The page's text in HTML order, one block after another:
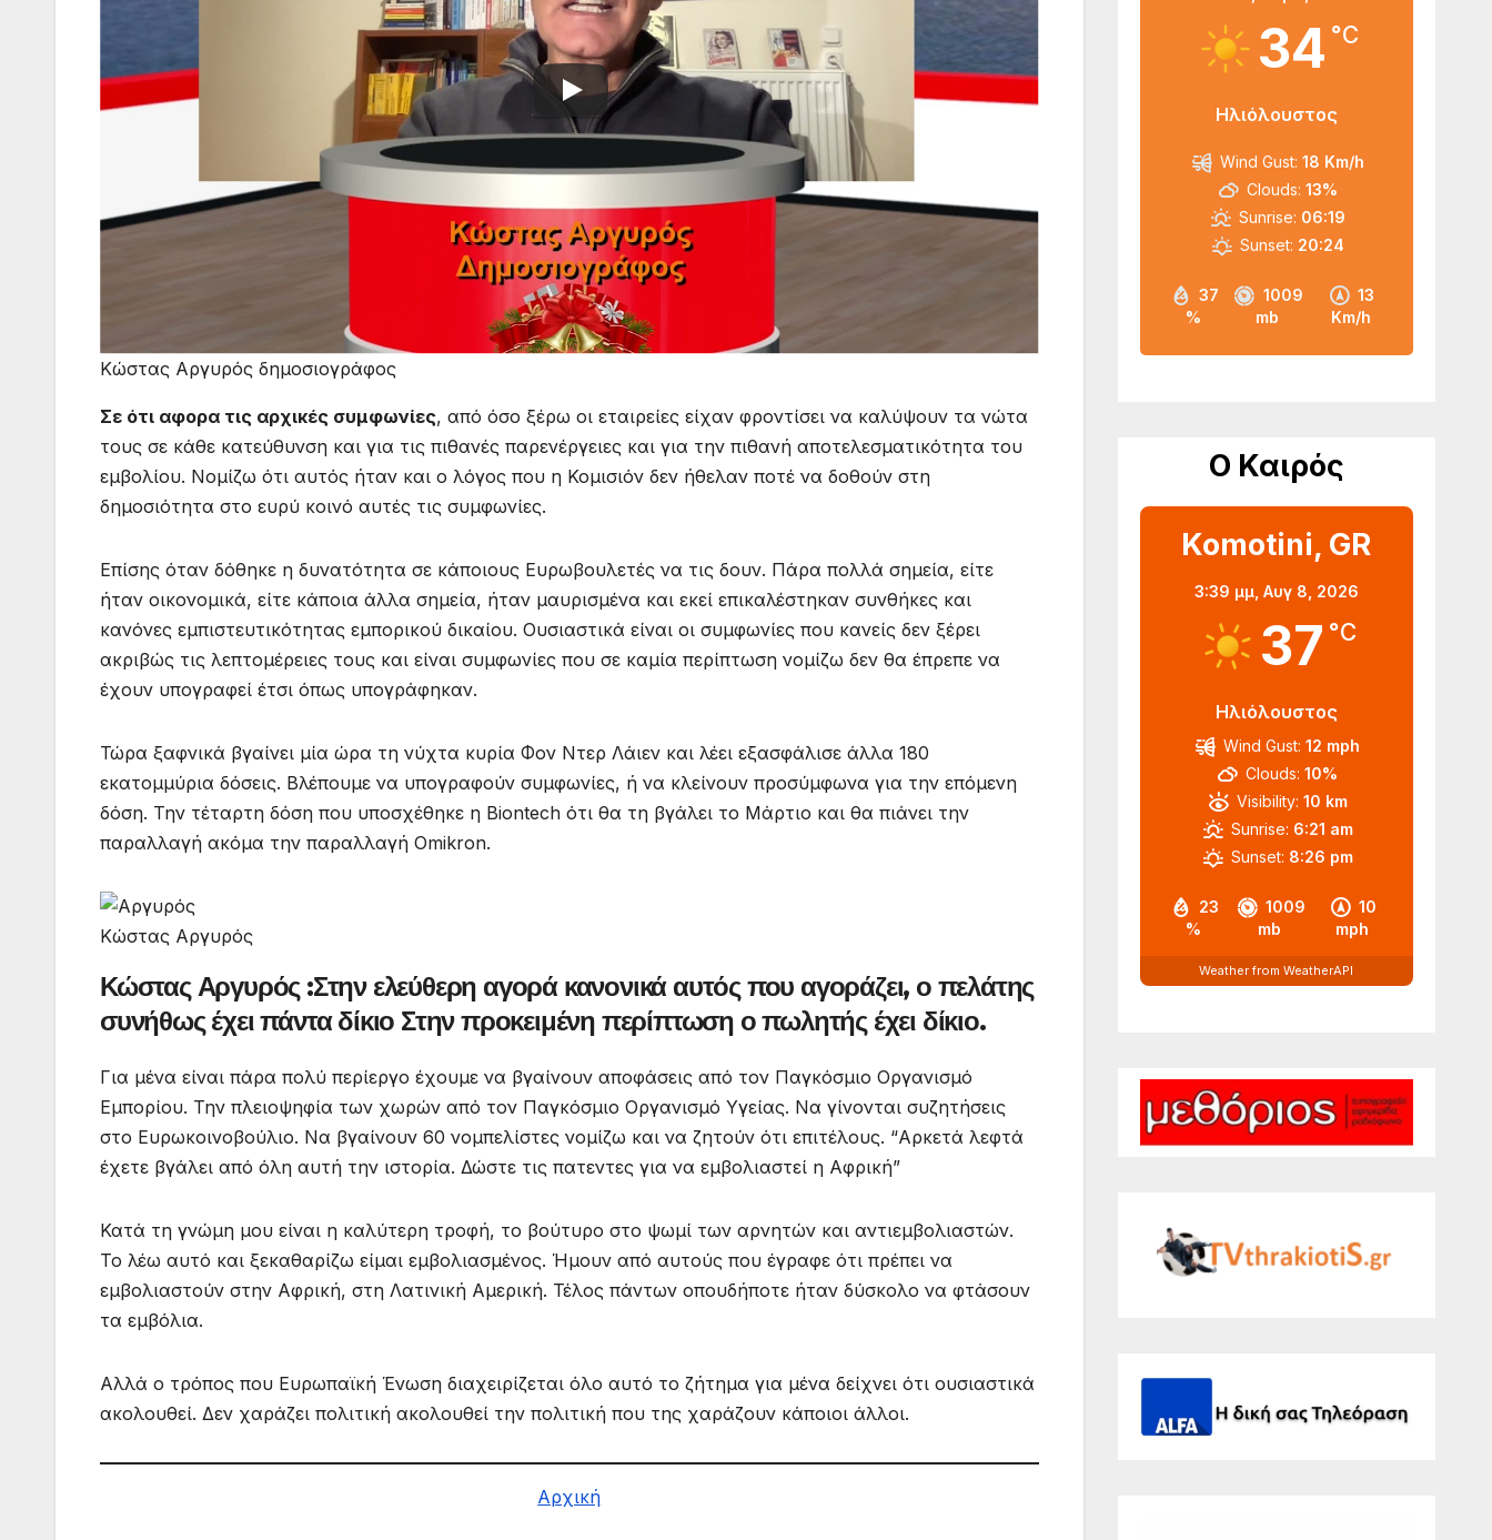
Κώστας Αργυρός δημοσιογράφος
Σε ότι αφορα τις αρχικές συμφωνίες, από όσο ξέρω οι εταιρείες είχαν φροντίσει να καλύψουν τα νώτα
τους σε κάθε κατεύθυνση και για τις πιθανές παρενέργειες και για την πιθανή αποτελεσματικότητα του
εμβολίου. Νομίζω ότι αυτός ήταν και ο λόγος που η Κομισιόν δεν ήθελαν ποτέ να δοθούν στη
δημοσιότητα στο ευρύ κοινό αυτές τις συμφωνίες.
Επίσης όταν δόθηκε η δυνατότητα σε κάποιους Ευρωβουλετές να τις δουν. Πάρα πολλά σημεία, είτε
ήταν οικονομικά, είτε κάποια άλλα σημεία, ήταν μαυρισμένα και εκεί επικαλέστηκαν συνθήκες και
κανόνες εμπιστευτικότητας εμπορικού δικαίου. Ουσιαστικά είναι οι συμφωνίες που κανείς δεν ξέρει
ακριβώς τις λεπτομέρειες τους και είναι συμφωνίες που σε καμία περίπτωση νομίζω δεν θα έπρεπε να
έχουν υπογραφεί έτσι όπως υπογράφηκαν.
Τώρα ξαφνικά βγαίνει μία ώρα τη νύχτα κυρία Φον Ντερ Λάιεν και λέει εξασφάλισε άλλα 180
εκατομμύρια δόσεις. Βλέπουμε να υπογραφούν συμφωνίες, ή να κλείνουν προσύμφωνα για την επόμενη
δόση. Την τέταρτη δόση που υποσχέθηκε η Biontech ότι θα τη βγάλει το Μάρτιο και θα πιάνει την
παραλλαγή ακόμα την παραλλαγή Omikron.
Κώστας Αργυρός
Κώστας Αργυρός :Στην ελεύθερη αγορά κανονικά αυτός που αγοράζει, ο πελάτης
συνήθως έχει πάντα δίκιο Στην προκειμένη περίπτωση ο πωλητής έχει δίκιο.
Για μένα είναι πάρα πολύ περίεργο έχουμε να βγαίνουν αποφάσεις από τον Παγκόσμιο Οργανισμό
Εμπορίου. Την πλειοψηφία των χωρών από τον Παγκόσμιο Οργανισμό Υγείας. Να γίνονται συζητήσεις
στο Ευρωκοινοβούλιο. Να βγαίνουν 60 νομπελίστες νομίζω και να ζητούν ότι επιτέλους. “Αρκετά λεφτά
έχετε βγάλει από όλη αυτή την ιστορία. Δώστε τις πατεντες για να εμβολιαστεί η Αφρική”
Κατά τη γνώμη μου είναι η καλύτερη τροφή, το βούτυρο στο ψωμί των αρνητών και αντιεμβολιαστών.
Το λέω αυτό και ξεκαθαρίζω είμαι εμβολιασμένος. Ήμουν από αυτούς που έγραφε ότι πρέπει να
εμβολιαστούν στην Αφρική, στη Λατινική Αμερική. Τέλος πάντων οπουδήποτε ήταν δύσκολο να φτάσουν
τα εμβόλια.
Αλλά ο τρόπος που Ευρωπαϊκή Ένωση διαχειρίζεται όλο αυτό το ζήτημα για μένα δείχνει ότι ουσιαστικά
ακολουθεί. Δεν χαράζει πολιτική ακολουθεί την πολιτική που της χαράζουν κάποιοι άλλοι.
Αρχική
34 °C
Ηλιόλουστος
37
%
1009
mb
13
Km/h
Wind Gust: 18 Km/h
Clouds: 13%
Sunrise: 06:19
Sunset: 20:24
Ο Καιρός
Komotini, GR
3:39 μμ, Αυγ 8, 2026
37 °C
Ηλιόλουστος
23
%
1009
mb
10
mph
Wind Gust: 12 mph
Clouds: 10%
Visibility: 10 km
Sunrise: 6:21 am
Sunset: 8:26 pm
Weather from WeatherAPI